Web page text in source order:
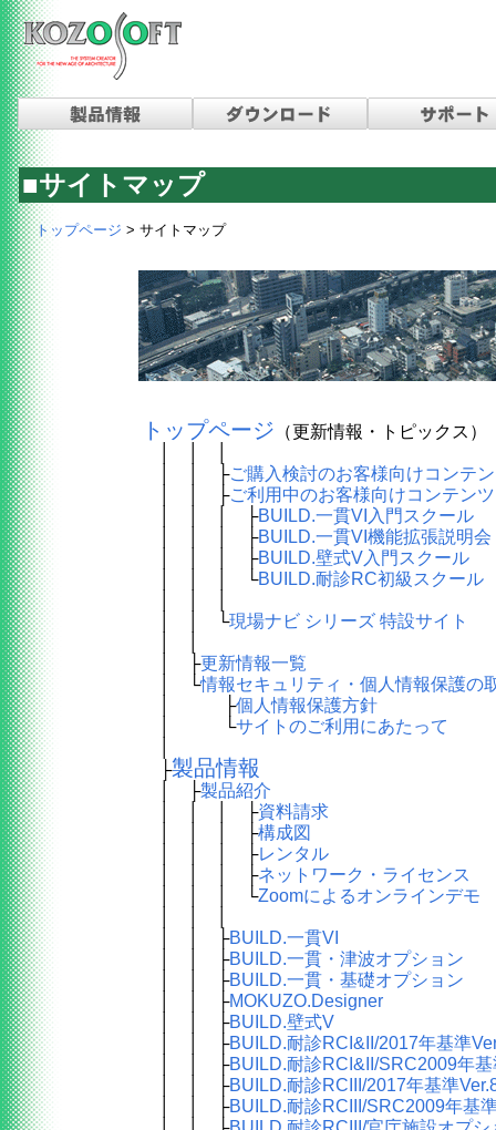
■サイトマップ
トップページ > サイトマップ
トップページ （更新情報・トピックス）
│ │ ├ご購入検討のお客様向けコンテ
│ │ ├ご利用中のお客様向けコンテンツ
│ │ │ ├BUILD.一貫VI入門スクール
│ │ │ ├BUILD.一貫VI機能拡張説明会
│ │ │ ├BUILD.壁式V入門スクール
│ │ │ └BUILD.耐診RC初級スクール
│ │ └現場ナビ シリーズ 特設サイト
│ ├更新情報一覧
│ └情報セキュリティ・個人情報保護の
│ ├個人情報保護方針
│ └サイトのご利用にあたって
├製品情報
│ ├製品紹介
│ │ │ ├資料請求
│ │ │ ├構成図
│ │ │ ├レンタル
│ │ │ ├ネットワーク・ライセンス
│ │ │ └Zoomによるオンラインデモ
│ │ ├BUILD.一貫VI
│ │ ├BUILD.一貫・津波オプション
│ │ ├BUILD.一貫・基礎オプション
│ │ ├MOKUZO.Designer
│ │ ├BUILD.壁式V
│ │ ├BUILD.耐診RCI&II/2017年基準
│ │ ├BUILD.耐診RCI&II/SRC2009年
│ │ ├BUILD.耐診RCIII/2017年基準
│ │ ├BUILD.耐診RCIII/SRC2009年基